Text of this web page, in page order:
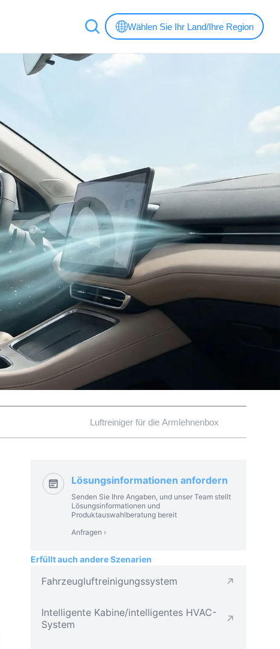
Wählen Sie Ihr Land/Ihre Region
Luftreiniger für die Armlehnenbox
Lösungsinformationen anfordern
Senden Sie Ihre Angaben, und unser Team stellt
Lösungsinformationen und
Produktauswahlberatung bereit
Anfragen ›
Erfüllt auch andere Szenarien
Fahrzeugluftreinigungssystem
Intelligente Kabine/intelligentes HVAC-
System